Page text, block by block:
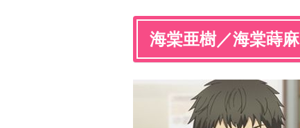
海棠亜樹／海棠蒔麻